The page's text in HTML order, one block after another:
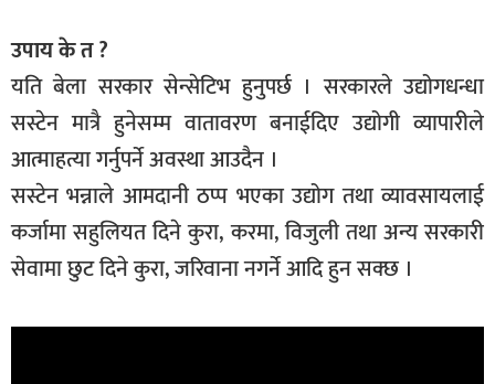
उपाय के त ?
यति बेला सरकार सेन्सेटिभ हुनुपर्छ । सरकारले उद्योगधन्धा
सस्टेन मात्रै हुनेसम्म वातावरण बनाईदिए उद्योगी व्यापारीले
आत्माहत्या गर्नुपर्ने अवस्था आउदैन ।
सस्टेन भन्नाले आमदानी ठप्प भएका उद्योग तथा व्यावसायलाई
कर्जामा सहुलियत दिने कुरा, करमा, विजुली तथा अन्य सरकारी
सेवामा छुट दिने कुरा, जरिवाना नगर्ने आदि हुन सक्छ ।